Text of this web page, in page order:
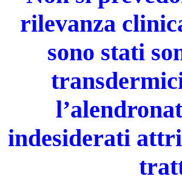
rilevanza
sono stati
indesiderati